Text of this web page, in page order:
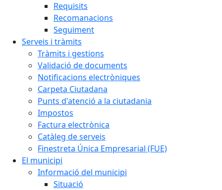
Requisits
Recomanacions
Seguiment
Serveis i tràmits
Tràmits i gestions
Validació de documents
Notificacions electròniques
Carpeta Ciutadana
Punts d'atenció a la ciutadania
Impostos
Factura electrònica
Catàleg de serveis
Finestreta Única Empresarial (FUE)
El municipi
Informació del municipi
Situació